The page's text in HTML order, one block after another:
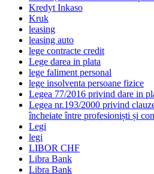
Kredyt Inkaso
Kruk
leasing
leasing auto
lege contracte credit
Lege darea in plata
lege faliment personal
lege insolventa persoane fizice
Legea 77/2016 privind dare in
Legea nr.193/2000 privind
încheiate între profesioniști și
Legi
legi
LIBOR CHF
Libra Bank
Libra Bank